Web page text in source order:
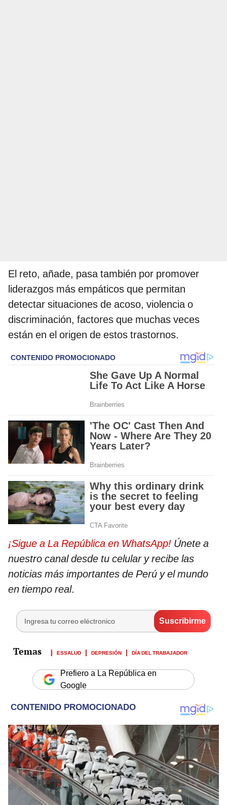
El reto, añade, pasa también por promover
liderazgos más empáticos que permitan
detectar situaciones de acoso, violencia o
discriminación, factores que muchas veces
están en el origen de estos trastornos.
¡Sigue a La República en WhatsApp! Únete a
nuestro canal desde tu celular y recibe las
noticias más importantes de Perú y el mundo
en tiempo real.
ESSALUD DEPRESIÓN DÍA DEL TRABAJADOR
Prefiero a La República en
Google